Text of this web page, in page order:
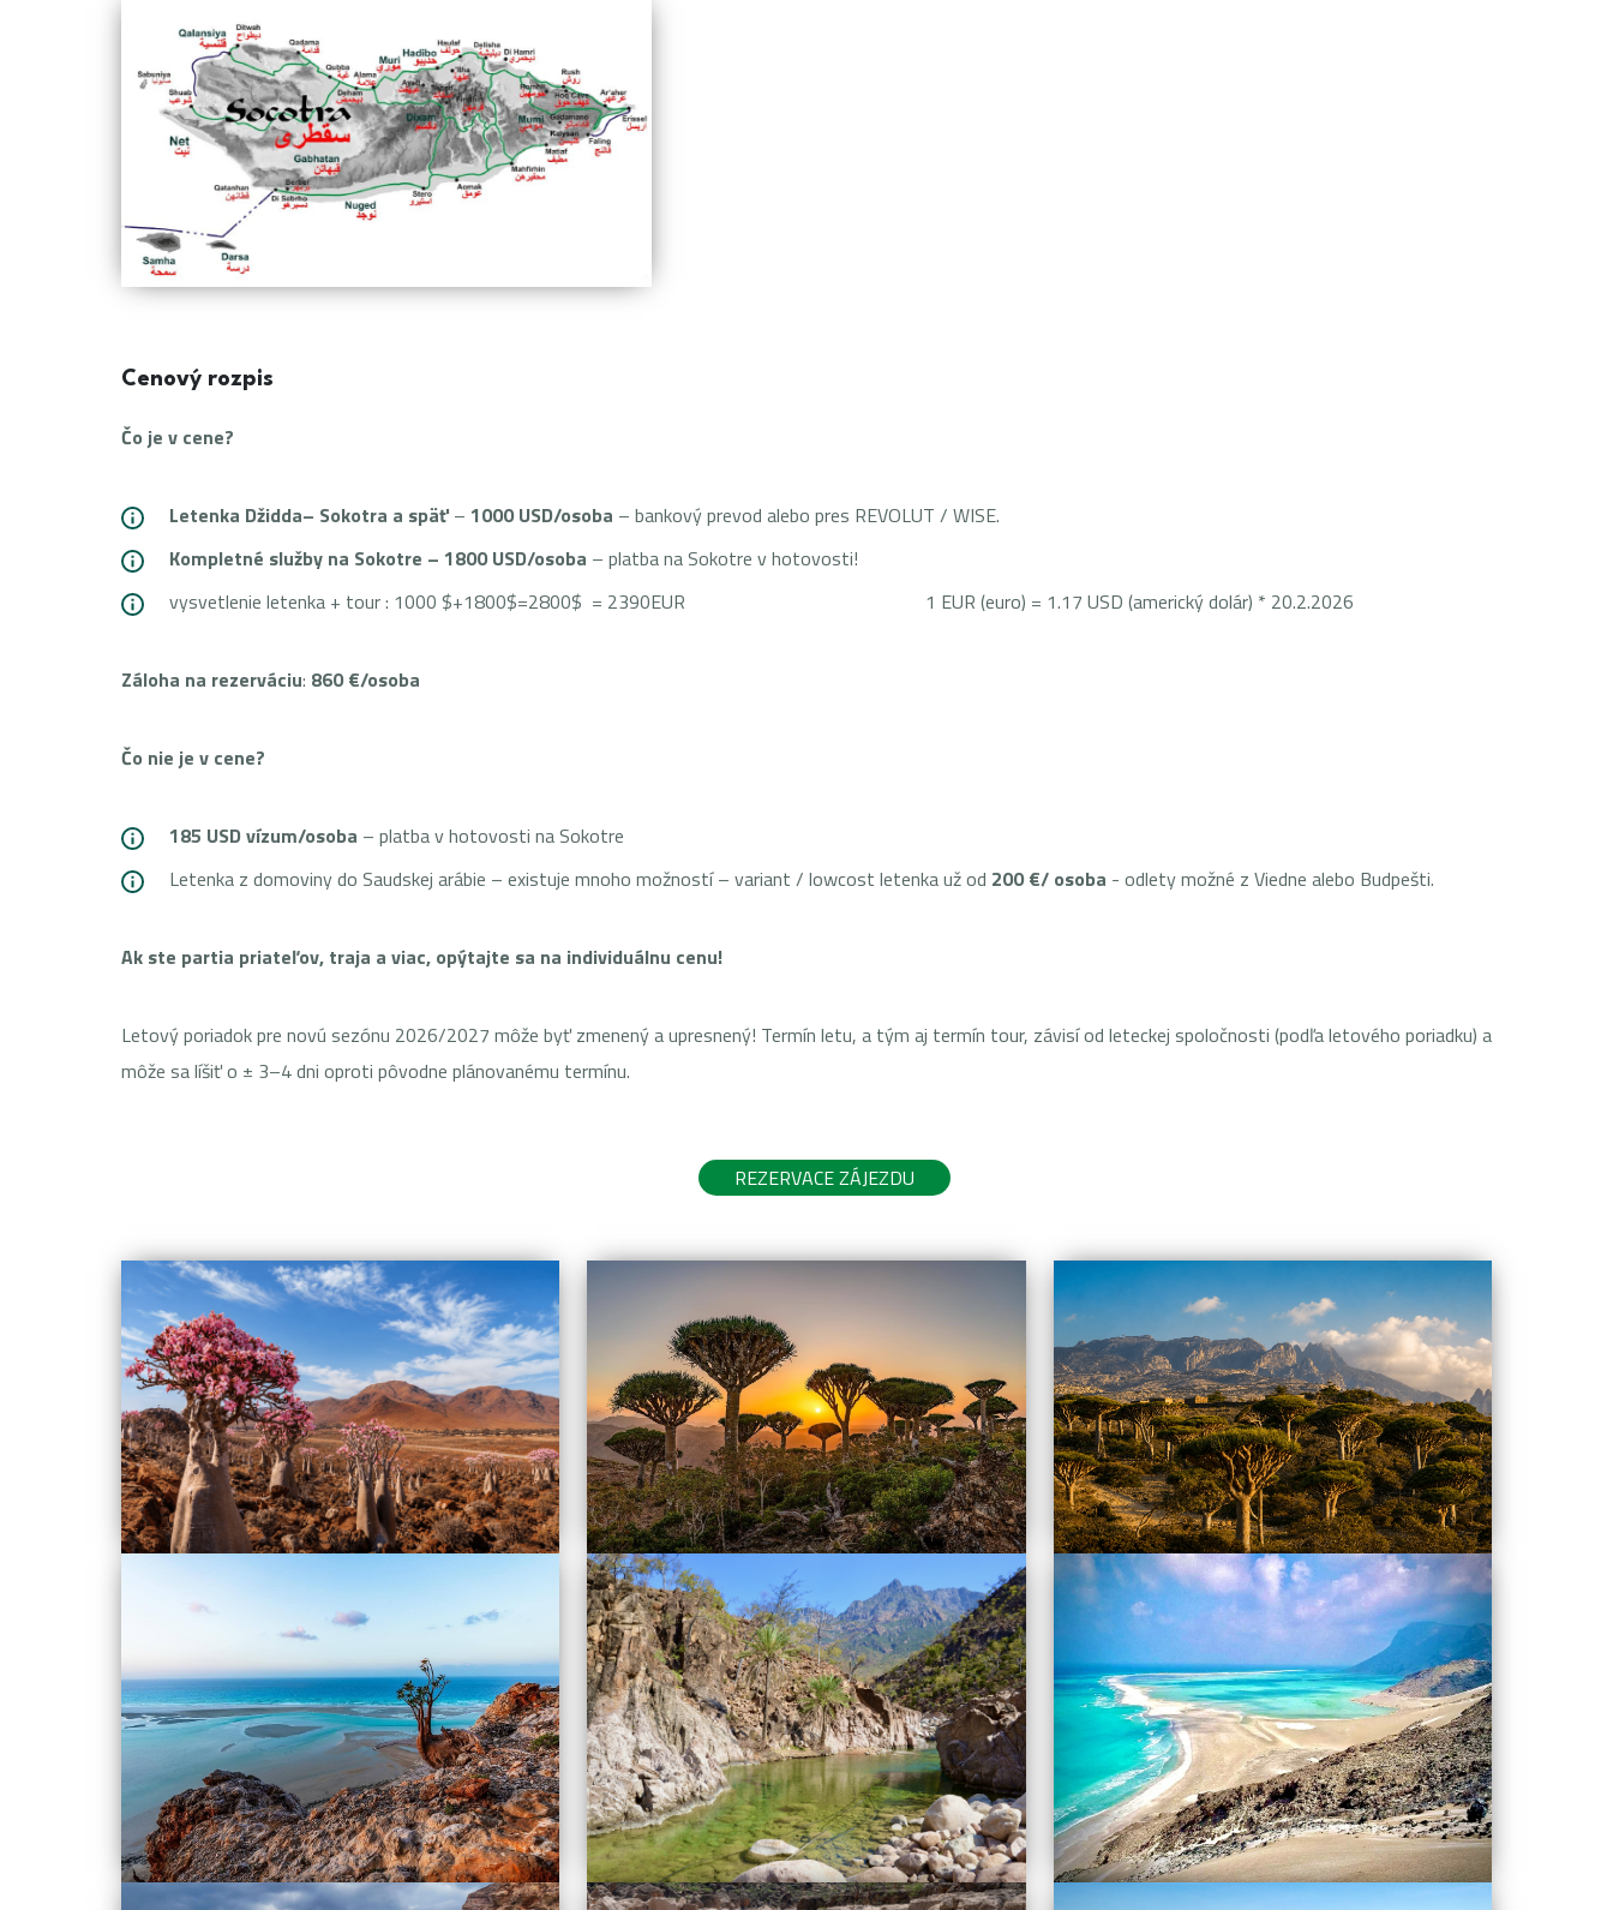
Cenový rozpis
Čo je v cene?
Letenka Džidda– Sokotra a späť – 1000 USD/osoba – bankový prevod alebo pres REVOLUT / WISE.
Kompletné služby na Sokotre – 1800 USD/osoba – platba na Sokotre v hotovosti!
vysvetlenie letenka + tour : 1000 $+1800$=2800$ = 2390EUR 1 EUR (euro) = 1.17 USD (americký dolár) * 20.2.2026
Záloha na rezerváciu: 860 €/osoba
Čo nie je v cene?
185 USD vízum/osoba – platba v hotovosti na Sokotre
Letenka z domoviny do Saudskej arábie – existuje mnoho možností – variant / lowcost letenka už od 200 €/ osoba - odlety možné z Viedne alebo Budpešti.
Ak ste partia priateľov, traja a viac, opýtajte sa na individuálnu cenu!
Letový poriadok pre novú sezónu 2026/2027 môže byť zmenený a upresnený! Termín letu, a tým aj termín tour, závisí od leteckej spoločnosti (podľa letového poriadku) a
môže sa líšiť o ± 3–4 dni oproti pôvodne plánovanému termínu.
REZERVACE ZÁJEZDU